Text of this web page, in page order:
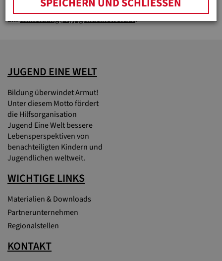
Jänner 2023 per E-Mail
an:anmeldung(at)jugendeinewelt.at.
JUGEND EINE WELT
Bildung überwindet Armut!
Unter diesem Motto fördert
die Hilfsorganisation
Jugend Eine Welt bessere
Lebensperspektiven von
benachteiligten Kindern und
Jugendlichen weltweit.
WICHTIGE LINKS
Materialien & Downloads
Partnerunternehmen
Regionalstellen
KONTAKT